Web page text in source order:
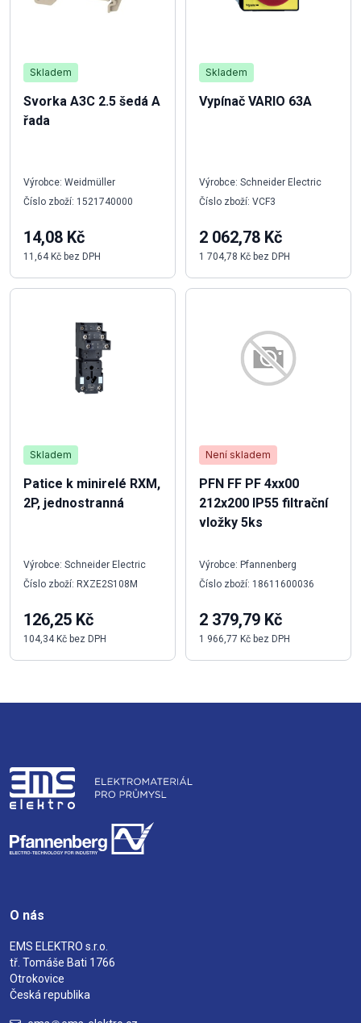
Skladem
Svorka A3C 2.5 šedá A
řada
Výrobce: Weidmüller
Číslo zboží: 1521740000
14,08 Kč
11,64 Kč bez DPH
Skladem
Patice k minirelé RXM,
2P, jednostranná
Výrobce: Schneider Electric
Číslo zboží: RXZE2S108M
126,25 Kč
104,34 Kč bez DPH
Skladem
Vypínač VARIO 63A
Výrobce: Schneider Electric
Číslo zboží: VCF3
2 062,78 Kč
1 704,78 Kč bez DPH
Není skladem
PFN FF PF 4xx00
212x200 IP55 filtrační
vložky 5ks
Výrobce: Pfannenberg
Číslo zboží: 18611600036
2 379,79 Kč
1 966,77 Kč bez DPH
O nás
EMS ELEKTRO s.r.o.
tř. Tomáše Bati 1766
Otrokovice
Česká republika